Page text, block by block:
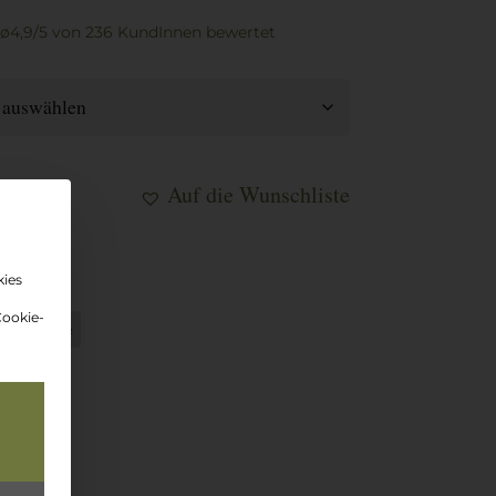
ø4,9/5 von 236 KundInnen bewertet
Auf die Wunschliste